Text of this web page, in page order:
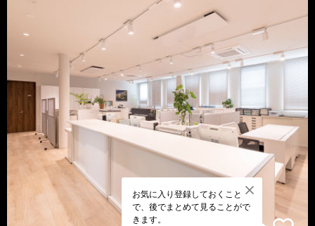
お気に入り登録しておくこと
で、後でまとめて見ることがで
きます。